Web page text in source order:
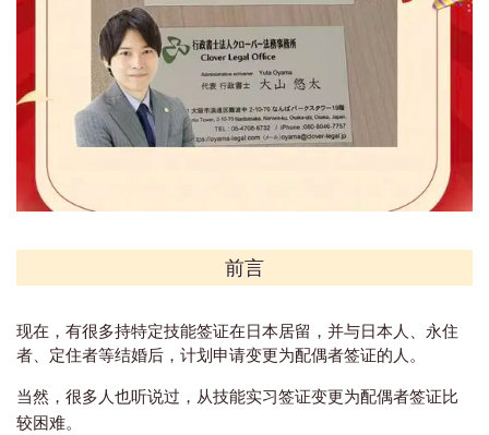
前言
现在，有很多持特定技能签证在日本居留，并与日本人、永住
者、定住者等结婚后，计划申请变更为配偶者签证的人。
当然，很多人也听说过，从技能实习签证变更为配偶者签证比
较困难。